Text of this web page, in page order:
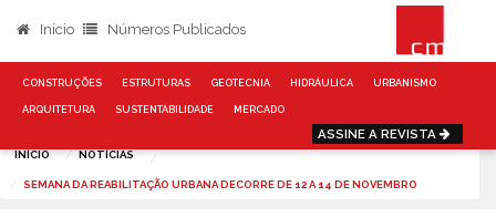
Início Números Publicados
CONSTRUÇÕES ESTRUTURAS GEOTECNIA HIDRÁULICA URBANISMO
ARQUITETURA SUSTENTABILIDADE MERCADO
ASSINE A REVISTA
INÍCIO NOTÍCIAS
SEMANA DA REABILITAÇÃO URBANA DECORRE DE 12 A 14 DE NOVEMBRO